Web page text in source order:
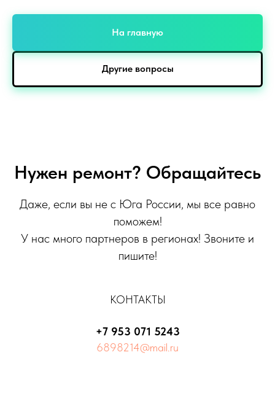
На главную
Другие вопросы
Нужен ремонт? Обращайтесь
Даже, если вы не с Юга России, мы все равно
поможем!
У нас много партнеров в регионах! Звоните и
пишите!
КОНТАКТЫ
+7 953 071 5243
6898214@mail.ru